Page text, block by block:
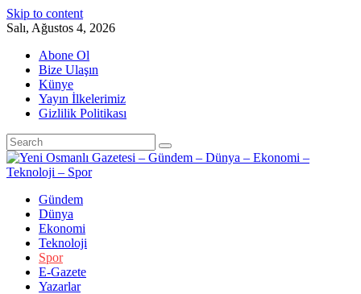
Skip to content
Salı, Ağustos 4, 2026
Abone Ol
Bize Ulaşın
Künye
Yayın İlkelerimiz
Gizlilik Politikası
Gündem
Dünya
Ekonomi
Teknoloji
Spor
E-Gazete
Yazarlar